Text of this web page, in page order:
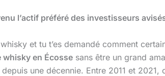
l’actif préféré des investisseurs
et tu t’es demandé comment
en Écosse sans être un grand
une décennie. Entre 2011 et 2021,